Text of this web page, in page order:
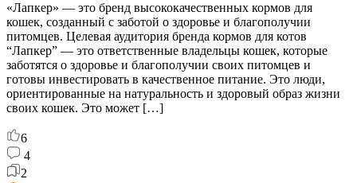
«Лапкер» — это бренд высококачественных кормов для
кошек, созданный с заботой о здоровье и благополучии
питомцев. Целевая аудитория бренда кормов для котов
“Лапкер” — это ответственные владельцы кошек, которые
заботятся о здоровье и благополучии своих питомцев и
готовы инвестировать в качественное питание. Это люди,
ориентированные на натуральность и здоровый образ жизни
своих кошек. Это может […]
6
4
2